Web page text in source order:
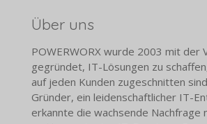
Über uns
POWERWORX wurde 2003 mit der
gegründet, IT-Lösungen zu
auf jeden Kunden zugeschnitten
Gründer, ein leidenschaftlicher IT-
erkannte die wachsende Nachfrage